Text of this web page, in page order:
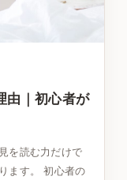
由｜初心者が
を読む力だけで
ます。 初心者の